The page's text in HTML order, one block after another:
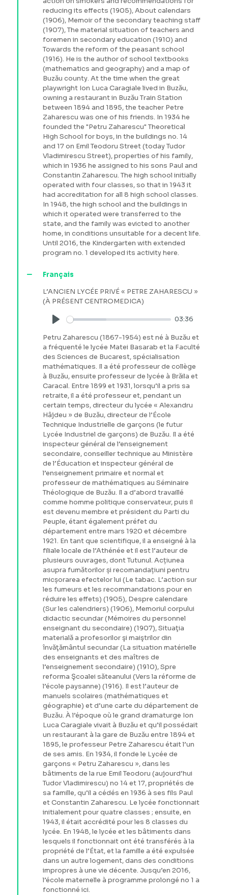
reducing its effects (1905), About calendars
(1906), Memoir of the secondary teaching staff
(1907), The material situation of teachers and
foremen in secondary education (1910) and
Towards the reform of the peasant school
(1916). He is the author of school textbooks
(mathematics and geography) and a map of
Buzău county. At the time when the great
playwright Ion Luca Caragiale lived in Buzău,
owning a restaurant in Buzău Train Station
between 1894 and 1895, the teacher Petre
Zaharescu was one of his friends. In 1934 he
founded the "Petru Zaharescu" Theoretical
High School for boys, in the buildings no. 14
and 17 on Emil Teodoru Street (today Tudor
Vladimirescu Street), properties of his family,
which in 1936 he assigned to his sons Paul and
Constantin Zaharescu. The high school initially
operated with four classes, so that in 1943 it
had accreditation for all 8 high school classes.
In 1948, the high school and the buildings in
which it operated were transferred to the
state, and the family was evicted to another
home, in conditions unsuitable for a decent life.
Until 2016, the Kindergarten with extended
program no. 1 developed its activity here.
Français
L’ANCIEN LYCÉE PRIVÉ « PETRE ZAHARESCU »
(À PRÉSENT CENTROMEDICA)
Play
03:36
Petru Zaharescu (1867-1954) est né à Buzău et
a fréquenté le lycée Matei Basarab et la Faculté
des Sciences de Bucarest, spécialisation
mathématiques. Il a été professeur de collège
à Buzău, ensuite professeur de lycée à Brăila et
Caracal. Entre 1899 et 1931, lorsqu’il a pris sa
retraite, il a été professeur et, pendant un
certain temps, directeur du lycée « Alexandru
Hâjdeu » de Buzău, directeur de l’École
Technique Industrielle de garçons (le futur
Lycée Industriel de garçons) de Buzău. Il a été
inspecteur général de l’enseignement
secondaire, conseiller technique au Ministère
de l’Éducation et inspecteur général de
l’enseignement primaire et normal et
professeur de mathématiques au Séminaire
Théologique de Buzău. Il a d’abord travaillé
comme homme politique conservateur, puis il
est devenu membre et président du Parti du
Peuple, étant également préfet du
département entre mars 1920 et décembre
1921. En tant que scientifique, il a enseigné à la
filiale locale de l’Athénée et il est l’auteur de
plusieurs ouvrages, dont Tutunul. Acțiunea
asupra fumătorilor și recomandațiuni pentru
micșorarea efectelor lui (Le tabac. L’action sur
les fumeurs et les recommandations pour en
réduire les effets) (1905), Despre calendare
(Sur les calendriers) (1906), Memoriul corpului
didactic secundar (Mémoires du personnel
enseignant du secondaire) (1907), Situaţia
materială a profesorilor şi maiştrilor din
învăţământul secundar (La situation matérielle
des enseignants et des maîtres de
l’enseignement secondaire) (1910), Spre
reforma Şcoalei săteanului (Vers la réforme de
l’école paysanne) (1916). Il est l’auteur de
manuels scolaires (mathématiques et
géographie) et d’une carte du département de
Buzău. À l’époque où le grand dramaturge Ion
Luca Caragiale vivait à Buzău et qu’il possédait
un restaurant à la gare de Buzău entre 1894 et
1895, le professeur Petre Zaharescu était l’un
de ses amis. En 1934, il fonde le Lycée de
garçons « Petru Zaharescu », dans les
bâtiments de la rue Emil Teodoru (aujourd’hui
Tudor Vladimirescu) no 14 et 17, propriétés de
sa famille, qu’il a cédés en 1936 à ses fils Paul
et Constantin Zaharescu. Le lycée fonctionnait
initialement pour quatre classes ; ensuite, en
1943, il était accrédité pour les 8 classes du
lycée. En 1948, le lycée et les bâtiments dans
lesquels il fonctionnait ont été transférés à la
propriété de l’État, et la famille a été expulsée
dans un autre logement, dans des conditions
impropres à une vie décente. Jusqu’en 2016,
l’école maternelle à programme prolongé no 1 a
fonctionné ici.